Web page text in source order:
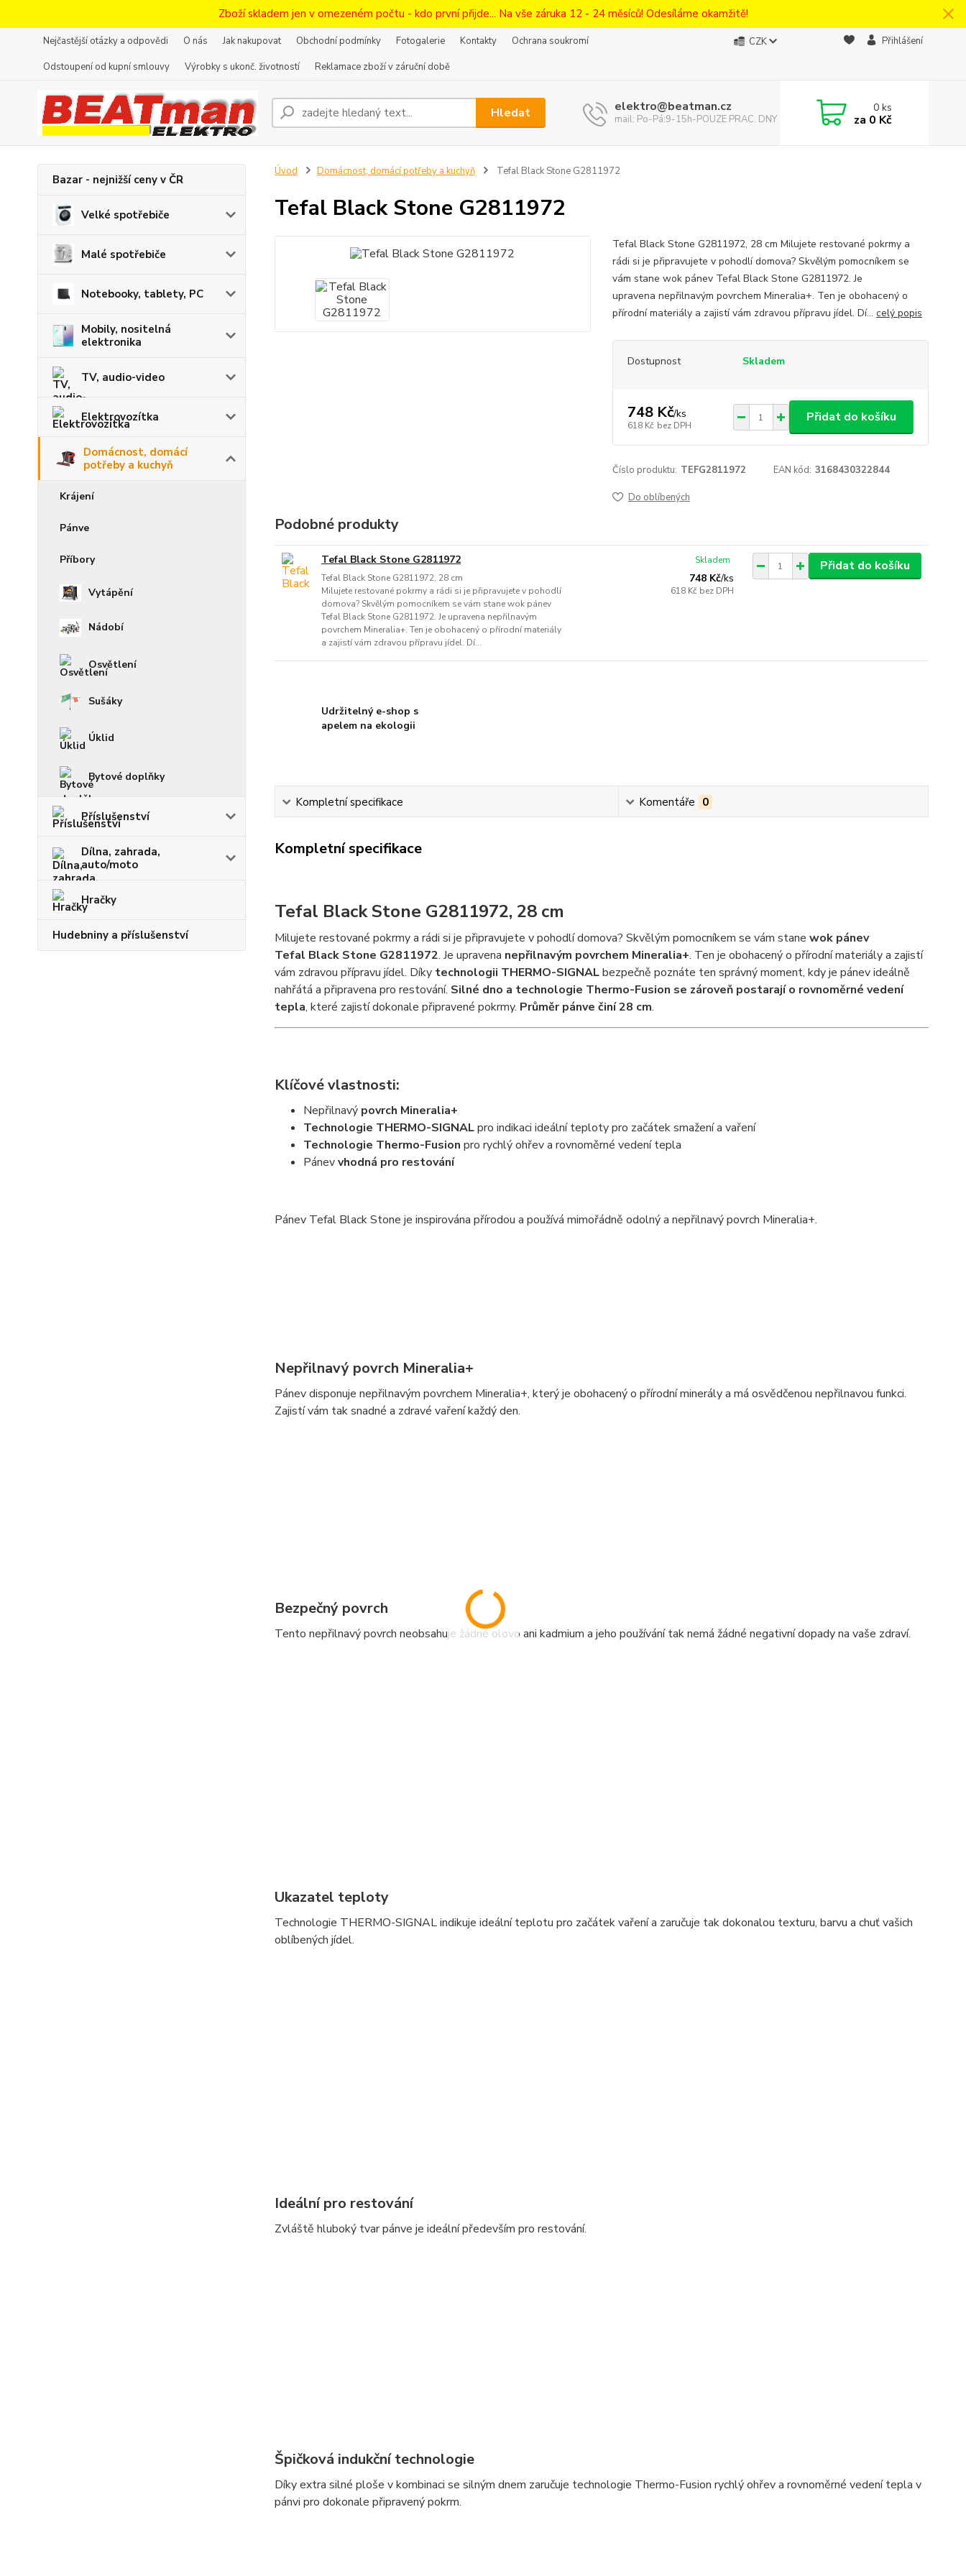
Zboží skladem jen v omezeném počtu - kdo první přijde... Na vše záruka 12 - 24 měsíců! Odesíláme okamžitě!
Nejčastější otázky a odpovědi O nás Jak nakupovat Obchodní podmínky Fotogalerie Kontakty
Ochrana soukromí
Odstoupení od kupní smlouvy
Výrobky s ukonč. životností Reklamace zboží v záruční době
CZK Přihlášení
Hledat elektro@beatman.cz
mail: Po-Pá:9-15h-POUZE PRAC. DNY
0ks
za 0 Kč
Bazar - nejnižší ceny v ČR
Velké spotřebiče
Malé spotřebiče
Notebooky, tablety, PC
Mobily, nositelná
elektronika
TV, audio-video
Elektrovozítka
Domácnost, domácí
potřeby a kuchyň
Krájení
Pánve
Příbory
Vytápění
Nádobí
Osvětlení
Sušáky
Úklid
Bytové doplňky
Příslušenství
Dílna, zahrada,
auto/moto
Hračky
Hudebniny a příslušenství
Úvod Domácnost, domácí potřeby a kuchyň Tefal Black Stone G2811972
Tefal Black Stone G2811972
Tefal Black Stone G2811972, 28 cm Milujete restované pokrmy a
rádi si je připravujete v pohodlí domova? Skvělým pomocníkem se
vám stane wok pánev Tefal Black Stone G2811972. Je
upravena nepřilnavým povrchem Mineralia+. Ten je obohacený o
přírodní materiály a zajistí vám zdravou přípravu jídel. Dí... celý popis
Dostupnost Skladem
748 Kč/ks
618 Kč bez DPH
Přidat do košíku
Číslo produktu: TEFG2811972 EAN kód: 3168430322844
Do oblíbených
Podobné produkty
Tefal Black Stone G2811972
Tefal Black Stone G2811972, 28 cm
Milujete restované pokrmy a rádi si je připravujete v pohodlí
domova? Skvělým pomocníkem se vám stane wok pánev
Tefal Black Stone G2811972. Je upravena nepřilnavým
povrchem Mineralia+. Ten je obohacený o přírodní materiály
a zajistí vám zdravou přípravu jídel. Dí...
748 Kč/ks
618 Kč bez DPH
Skladem Přidat do košíku
Udržitelný e-shop s
apelem na ekologii
Kompletní specifikace Komentáře 0
Kompletní specifikace
Tefal Black Stone G2811972, 28 cm
Milujete restované pokrmy a rádi si je připravujete v pohodlí domova? Skvělým pomocníkem se vám stane wok pánev
Tefal Black Stone G2811972. Je upravena nepřilnavým povrchem Mineralia+. Ten je obohacený o přírodní materiály a zajistí
vám zdravou přípravu jídel. Díky technologii THERMO-SIGNALbezpečně poznáte ten správný moment, kdy je pánev ideálně
nahřátá a připravena pro restování. Silné dno a technologie Thermo-Fusion se zároveň postarají o rovnoměrné vedení
tepla, které zajistí dokonale připravené pokrmy. Průměr pánve činí 28 cm.
Klíčové vlastnosti:
Nepřilnavý povrch Mineralia+
Technologie THERMO-SIGNALpro indikaci ideální teploty pro začátek smažení a vaření
Technologie Thermo-Fusion pro rychlý ohřev a rovnoměrné vedení tepla
Pánevvhodná pro restování
Pánev Tefal Black Stone je inspirována přírodou a používá mimořádně odolný a nepřilnavý povrch Mineralia+.
Nepřilnavý povrch Mineralia+
Pánev disponuje nepřilnavým povrchem Mineralia+, který je obohacený o přírodní minerály a má osvědčenou nepřilnavou funkci.
Zajistí vám tak snadné a zdravé vaření každý den.
Bezpečný povrch
Tento nepřilnavý povrch neobsahuje žádné olovo ani kadmium a jeho používání tak nemá žádné negativní dopady na vaše zdraví.
Ukazatel teploty
Technologie THERMO-SIGNAL indikuje ideální teplotu pro začátek vaření a zaručuje tak dokonalou texturu, barvu a chuť vašich
oblíbených jídel.
Ideální pro restování
Zvláště hluboký tvar pánve je ideální především pro restování.
Špičková indukční technologie
Díky extra silné ploše v kombinaci se silným dnem zaručuje technologie Thermo-Fusion rychlý ohřev a rovnoměrné vedení tepla v
pánvi pro dokonale připravený pokrm.